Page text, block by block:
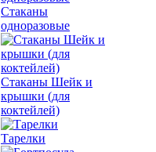
Стаканы
одноразовые
Стаканы Шейк и
крышки (для
коктейлей)
Тарелки